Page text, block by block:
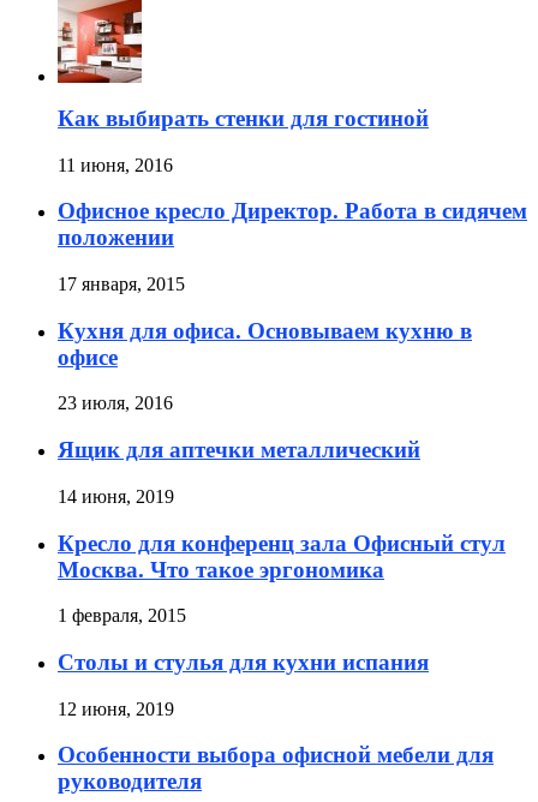
Как выбирать стенки для гостиной
11 июня, 2016
Офисное кресло Директор. Работа в сидячем
положении
17 января, 2015
Кухня для офиса. Основываем кухню в
офисе
23 июля, 2016
Ящик для аптечки металлический
14 июня, 2019
Кресло для конференц зала Офисный стул
Москва. Что такое эргономика
1 февраля, 2015
Столы и стулья для кухни испания
12 июня, 2019
Особенности выбора офисной мебели для
руководителя